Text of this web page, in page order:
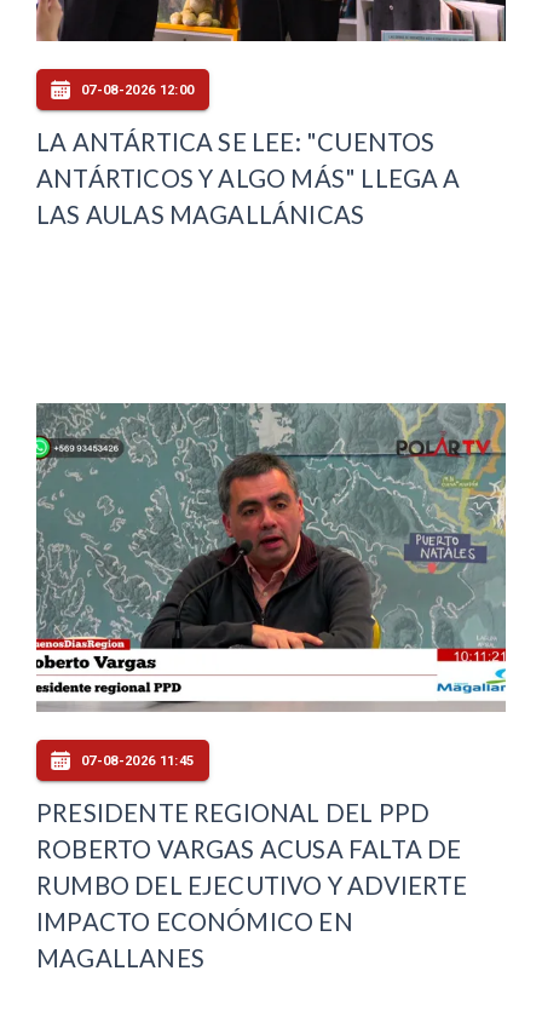
07-08-2026 12:00
LA ANTÁRTICA SE LEE: "CUENTOS
ANTÁRTICOS Y ALGO MÁS" LLEGA A
LAS AULAS MAGALLÁNICAS
07-08-2026 11:45
PRESIDENTE REGIONAL DEL PPD
ROBERTO VARGAS ACUSA FALTA DE
RUMBO DEL EJECUTIVO Y ADVIERTE
IMPACTO ECONÓMICO EN
MAGALLANES